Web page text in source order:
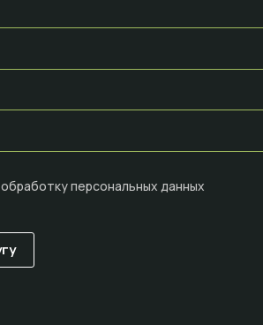
обработку персональных данных